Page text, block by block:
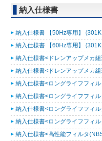
納入仕様書
納入仕様書 【50Hz専用】
納入仕様書 【60Hz専用】
納入仕様書<ドレンアップメカ
納入仕様書<ドレンアップメカ
納入仕様書<ロングライフフィ
納入仕様書<ロングライフフィ
納入仕様書<ロングライフフィ
納入仕様書<ロングライフフィ
納入仕様書<高性能フィルタ